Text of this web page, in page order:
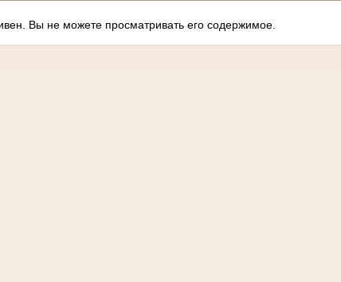
Вы не можете просматривать его содержимое.